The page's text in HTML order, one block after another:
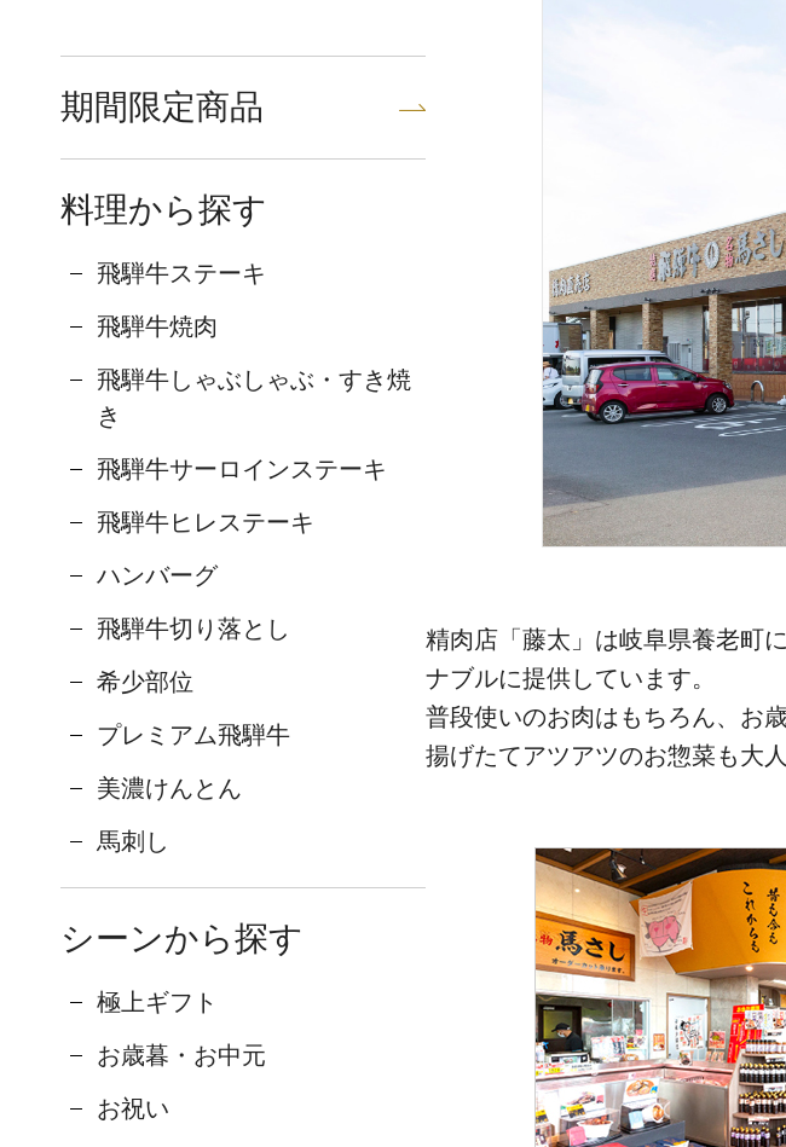
精肉店「藤太」は岐阜県養老町
ナブルに提供しています。
普段使いのお肉はもちろん、お
揚げたてアツアツのお惣菜も大人
期間限定商品
料理から探す
飛騨牛ステーキ
飛騨牛焼肉
飛騨牛しゃぶしゃぶ・すき焼
き
飛騨牛サーロインステーキ
飛騨牛ヒレステーキ
ハンバーグ
飛騨牛切り落とし
希少部位
プレミアム飛騨牛
美濃けんとん
馬刺し
シーンから探す
極上ギフト
お歳暮・お中元
お祝い